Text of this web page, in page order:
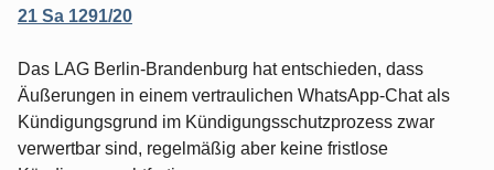
21 Sa 1291/20
Das LAG Berlin-Brandenburg hat entschieden, dass
Äußerungen in einem vertraulichen WhatsApp-Chat als
Kündigungsgrund im Kündigungsschutzprozess zwar
verwertbar sind, regelmäßig aber keine fristlose